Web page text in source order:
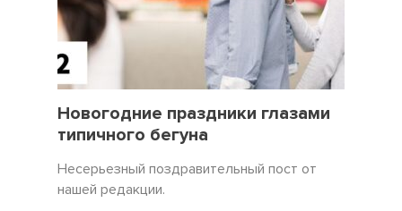
Новогодние праздники глазами
типичного бегуна
Несерьезный поздравительный пост от
нашей редакции.